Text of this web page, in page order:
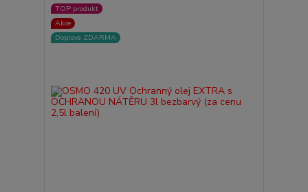
TOP produkt
Akce
Doprava ZDARMA